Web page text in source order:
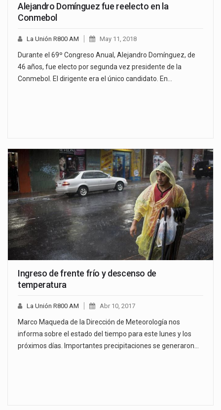
Alejandro Domínguez fue reelecto en la
Conmebol
La Unión R800 AM May 11, 2018
Durante el 69º Congreso Anual, Alejandro Domínguez, de
46 años, fue electo por segunda vez presidente de la
Conmebol. El dirigente era el único candidato. En…
Ingreso de frente frío y descenso de
temperatura
La Unión R800 AM Abr 10, 2017
Marco Maqueda de la Dirección de Meteorología nos
informa sobre el estado del tiempo para este lunes y los
próximos días. Importantes precipitaciones se generaron…